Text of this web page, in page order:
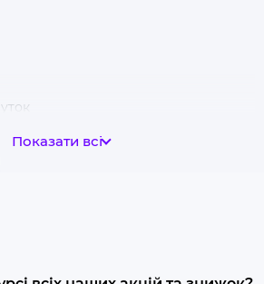
Показати всі